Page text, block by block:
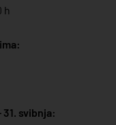
h
svibnja: